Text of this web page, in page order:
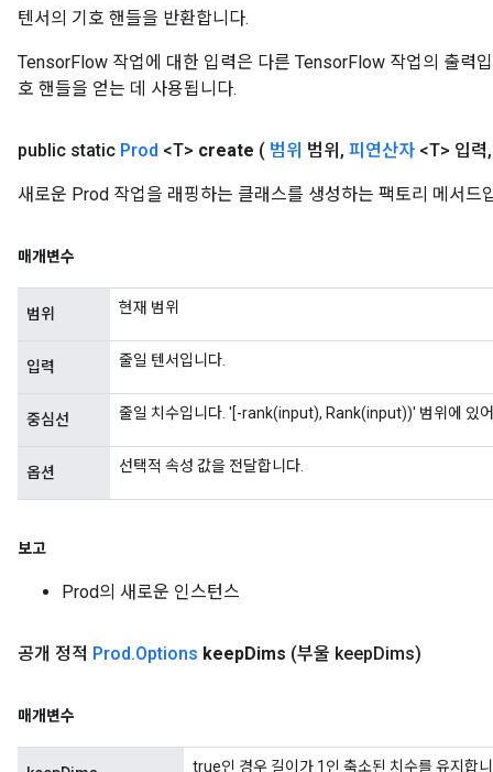
텐서의 기호 핸들을 반환합니다.
TensorFlow 작업에 대한 입력은 다른 TensorFlow 작업의 출력
호 핸들을 얻는 데 사용됩니다.
public static Prod <T> create ( 범위 범위 , 피연산자 <T> 입력,
새로운 Prod 작업을 래핑하는 클래스를 생성하는 팩토리 메서드
매개변수
범위 현재 범위
입력 줄일 텐서입니다.
중심선 줄일 치수입니다. '[-rank(input), Rank(input))' 범위에 있
옵션 선택적 속성 값을 전달합니다.
보고
Prod의 새로운 인스턴스
공개 정적 Prod.Options keepDims (부울 keepDims)
매개변수
true인 경우 길이가 1인 축소된 치수를 유지합